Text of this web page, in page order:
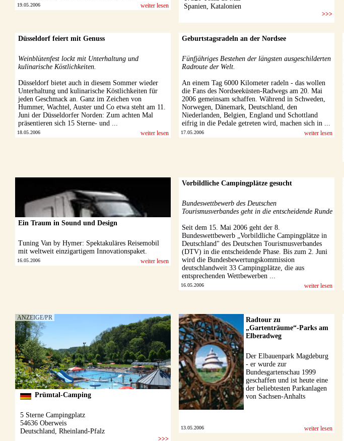
19.05.2006 weiter lesen
Düsseldorf feiert mit Genuss
Weinblütenfest lockt mit Unterhaltung und
kulinarische Köstlichkeiten.
Düsseldorf bietet auch in diesem Sommer wieder
Unterhaltung und kulinarische Köstlichkeiten für
jeden Geschmack an. Ganz im Zeichen von
Hummer, Wachtel, Auster und Co etwa steht am 11.
Juni der Düsseldorfer Norden: Zum achten Mal
präsentieren sich 15 Sterne- und ...
18.05.2006 weiter lesen
Geburtstagsradeln an der Nordsee
Fünfjähriges Bestehen der längsten ausgeschilderten
Radroute der Welt.
An einem Tag 6000 Kilometer radeln - das wollen
die Fans des Nordseeküsten-Radwegs am 20. Mai
2006 gemeinsam schaffen. Während in Schweden,
Norwegen, Dänemark, Deutschland, den
Niederlanden, Belgien, England und Schottland
eifrig in die Pedale getreten wird, machen sich in ...
17.05.2006 weiter lesen
Ein Traum in Sound und Design
Tuning Van by Hymer: Spektakuläres Reisemobil
mit weltweit einzigartigem Innovationspaket.
16.05.2006 weiter lesen
Vorbildliche Campingplätze gesucht
Bundeswettbewerb des Deutschen
Tourismusverbandes geht in die entscheidende Runde
Seit dem 15. Mai 2006 geht der 8.
Bundeswettbewerb „Vorbildliche Campingplätze in
Deutschland" des Deutschen Tourismusverbandes
(DTV) in die entscheidende Phase. Bis zum 2. Juni
wird die Bundesbewertungskommission
deutschlandweit 33 Campingplätze, die aus
entsprechenden Wettbewerben ...
16.05.2006 weiter lesen
Radtour zu
„Gartenträume“-Parks am
Elberadweg
Der Elbauenpark Magdeburg
- er wurde zur
Bundesgartenschau 1999
geschaffen und ist heute eine
der beliebtesten Parkanlagen
von Sachsen-Anhalts
13.05.2006 weiter lesen